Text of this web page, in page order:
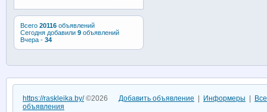
Всего 20116объявлений
Сегодня добавили 9объявлений
Вчера - 34
https://raskleika.by/©2026 Добавить объявление Информеры
объявления